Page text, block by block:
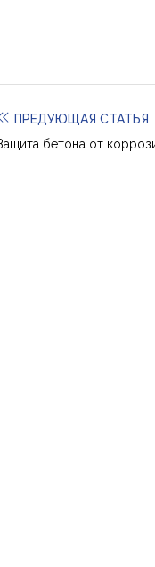
ПРЕДУЮЩАЯ СТАТЬЯ
бетона от